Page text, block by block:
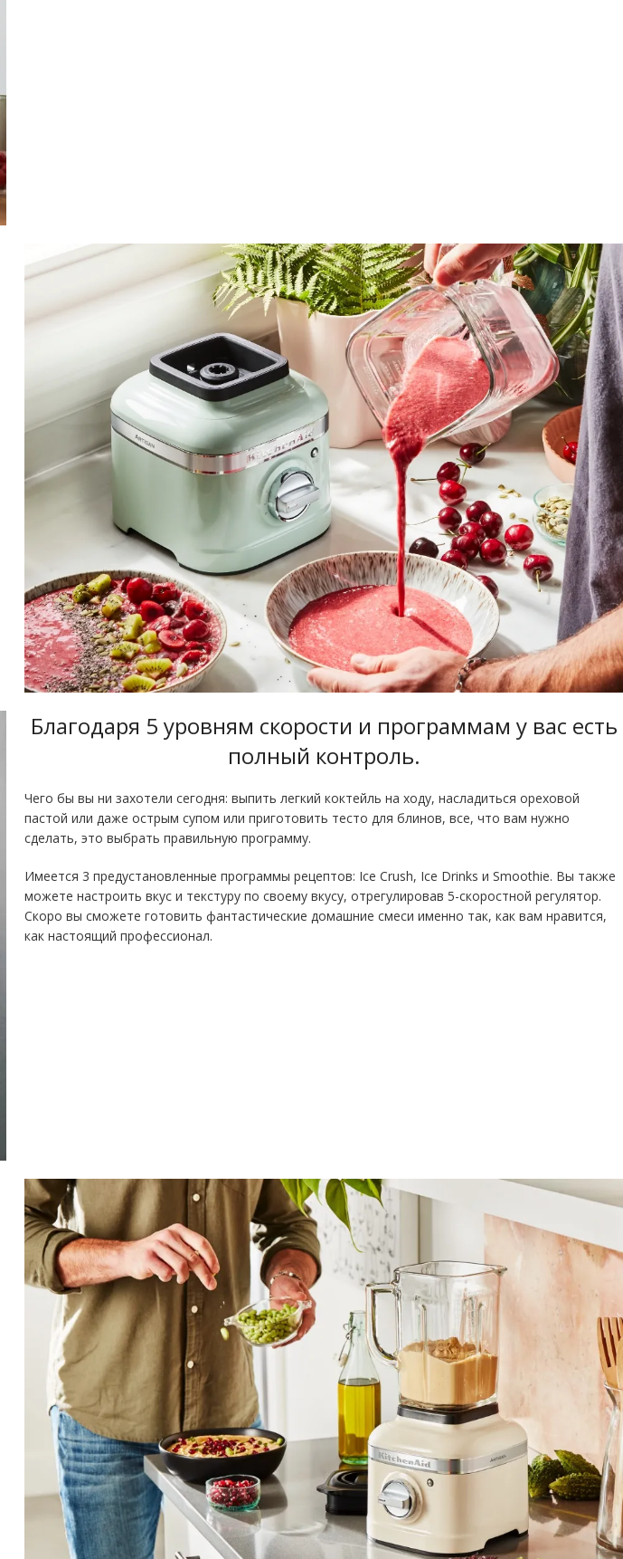
Благодаря 5 уровням скорости и программам у вас есть
полный контроль.
Чего бы вы ни захотели сегодня: выпить легкий коктейль на ходу, насладиться ореховой
пастой или даже острым супом или приготовить тесто для блинов, все, что вам нужно
сделать, это выбрать правильную программу.
Имеется 3 предустановленные программы рецептов: Ice Crush, Ice Drinks и Smoothie. Вы также
можете настроить вкус и текстуру по своему вкусу, отрегулировав 5-скоростной регулятор.
Скоро вы сможете готовить фантастические домашние смеси именно так, как вам нравится,
как настоящий профессионал.